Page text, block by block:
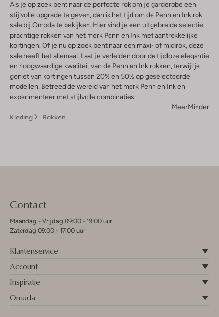
Als je op zoek bent naar de perfecte rok om je garderobe een
stijlvolle upgrade te geven, dan is het tijd om de Penn en Ink rok
sale bij Omoda te bekijken. Hier vind je een uitgebreide selectie
prachtige rokken van het merk Penn en Ink met aantrekkelijke
kortingen. Of je nu op zoek bent naar een maxi- of midirok, deze
sale heeft het allemaal. Laat je verleiden door de tijdloze elegantie
en hoogwaardige kwaliteit van de Penn en Ink rokken, terwijl je
geniet van kortingen tussen 20% en 50% op geselecteerde
modellen. Betreed de wereld van het merk Penn en Ink en
experimenteer met stijlvolle combinaties.
MeerMinder
Kleding
Rokken
Contact
Maandag - Vrijdag 09:00 - 19:00 uur
Zaterdag 09:00 - 17:00 uur
Klantenservice
Account
Inspiratie
Omoda